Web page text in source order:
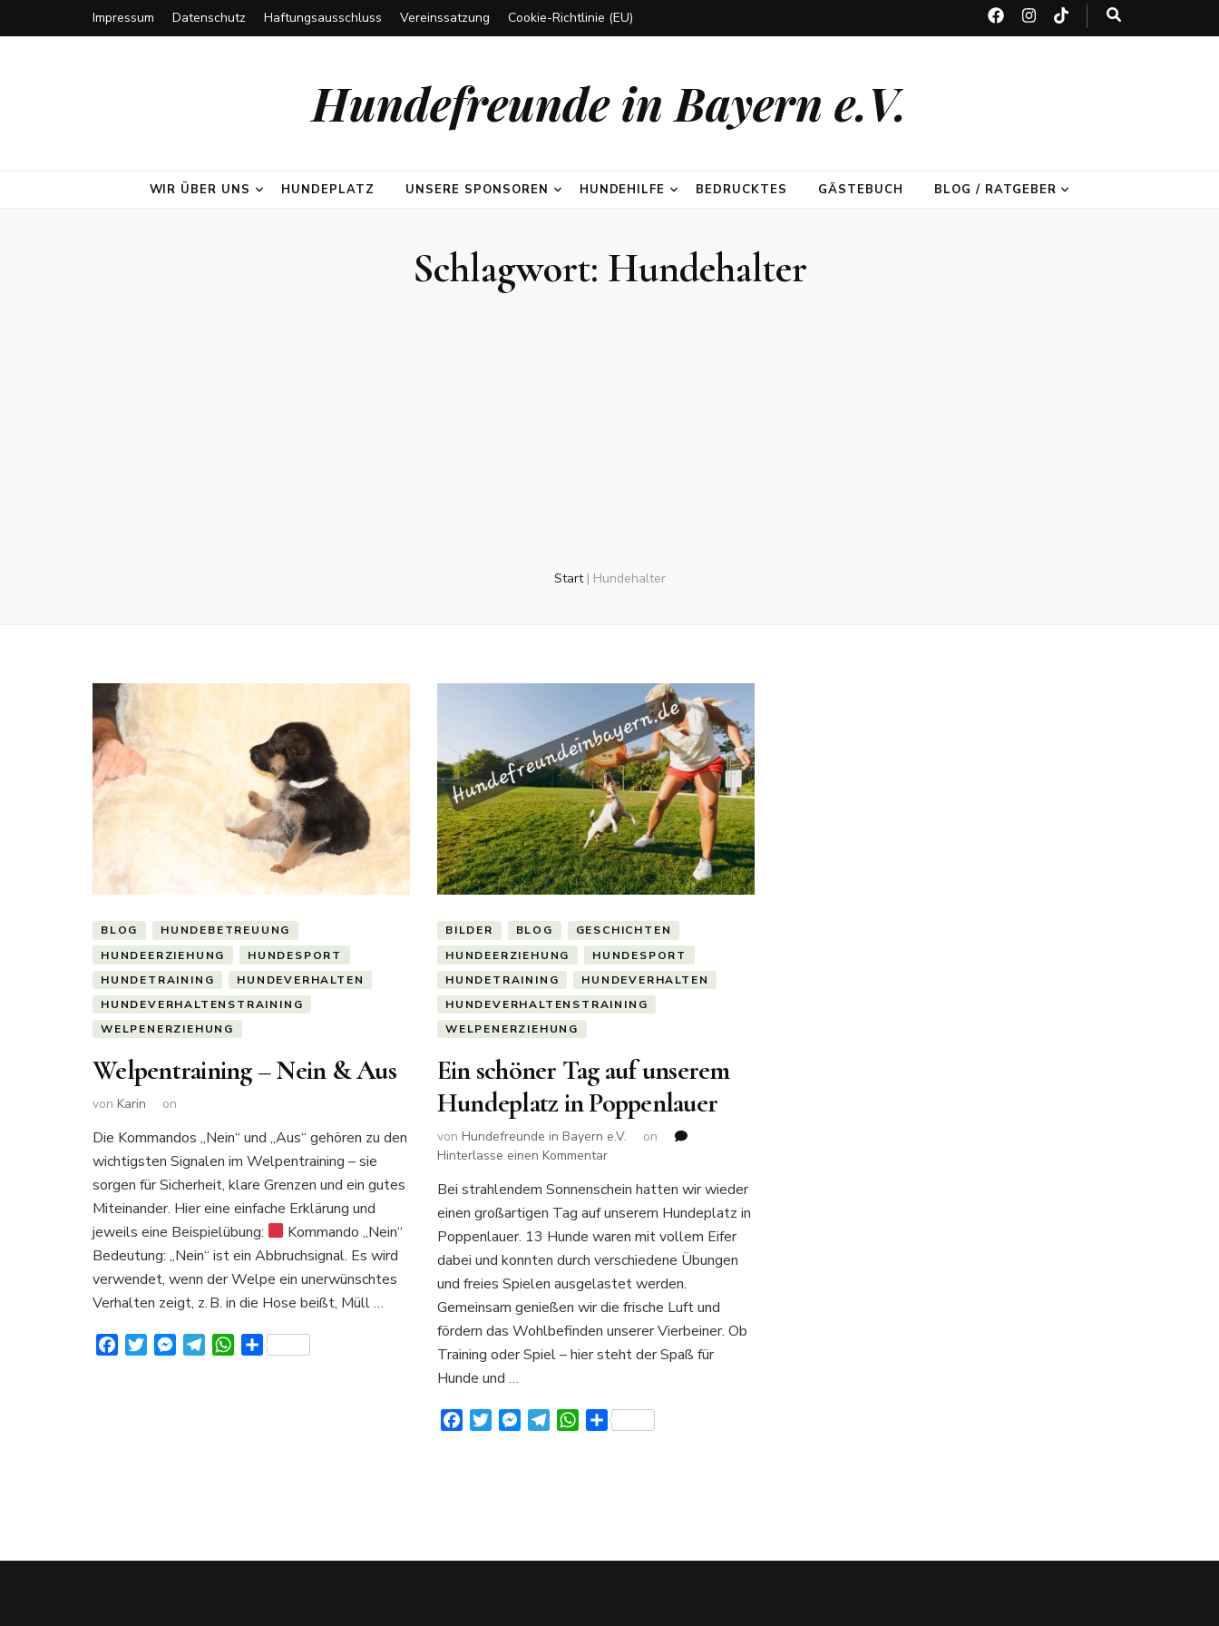
Impressum Datenschutz Haftungsausschluss Vereinssatzung Cookie-Richtlinie (EU)
Hundefreunde in Bayern e.V.
WIR ÜBER UNS HUNDEPLATZ UNSERE SPONSOREN HUNDEHILFE BEDRUCKTES GÄSTEBUCH BLOG / RATGEBER
Schlagwort: Hundehalter
Start | Hundehalter
BLOG
HUNDEBETREUUNG
HUNDEERZIEHUNG
HUNDESPORT
HUNDETRAINING
HUNDEVERHALTEN
HUNDEVERHALTENSTRAINING
WELPENERZIEHUNG
Welpentraining – Nein & Aus
von Karin on
Die Kommandos „Nein“ und „Aus“ gehören zu den
wichtigsten Signalen im Welpentraining – sie
sorgen für Sicherheit, klare Grenzen und ein gutes
Miteinander. Hier eine einfache Erklärung und
jeweils eine Beispielübung:
Kommando „Nein“
Bedeutung: „Nein“ ist ein Abbruchsignal. Es wird
verwendet, wenn der Welpe ein unerwünschtes
Verhalten zeigt, z. B. in die Hose beißt, Müll …
FacebookTwitterMessenger
TelegramWhatsApp
Teilen
BILDER BLOG
GESCHICHTEN
HUNDEERZIEHUNG
HUNDESPORT
HUNDETRAINING
HUNDEVERHALTEN
HUNDEVERHALTENSTRAINING
WELPENERZIEHUNG
Ein schöner Tag auf unserem
Hundeplatz in Poppenlauer
von Hundefreunde in Bayern e.V.
on
Hinterlasse einen Kommentarzu
schöner
Tag
auf
Hundeplatz
in
Poppenlauer
Bei strahlendem Sonnenschein hatten wir wieder
einen großartigen Tag auf unserem Hundeplatz in
Poppenlauer. 13 Hunde waren mit vollem Eifer
dabei und konnten durch verschiedene Übungen
und freies Spielen ausgelastet werden.
Gemeinsam genießen wir die frische Luft und
fördern das Wohlbefinden unserer Vierbeiner. Ob
Training oder Spiel – hier steht der Spaß für
Hunde und …
FacebookTwitterMessenger
TelegramWhatsApp
Teilen